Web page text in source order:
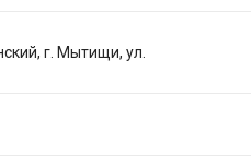
г. Мытищи, ул.